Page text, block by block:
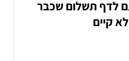
לדף תשלום שכבר
לא קיים